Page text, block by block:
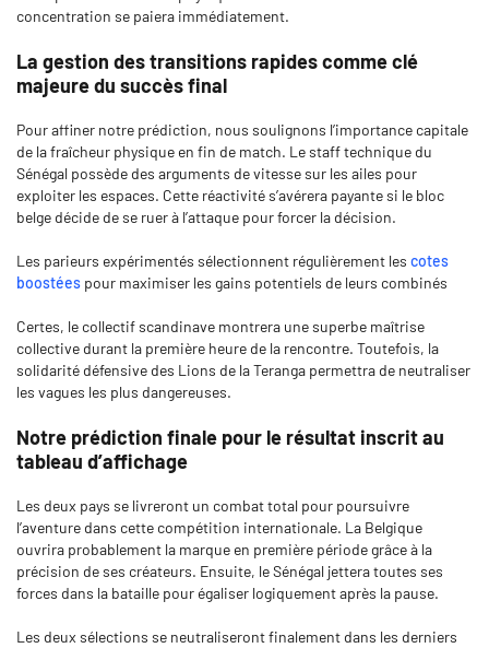
concentration se paiera immédiatement.
La gestion des transitions rapides comme clé
majeure du succès final
Pour affiner notre prédiction, nous soulignons l’importance capitale
de la fraîcheur physique en fin de match. Le staff technique du
Sénégal possède des arguments de vitesse sur les ailes pour
exploiter les espaces. Cette réactivité s’avérera payante si le bloc
belge décide de se ruer à l’attaque pour forcer la décision.
Les parieurs expérimentés sélectionnent régulièrement les cotes
boostées pour maximiser les gains potentiels de leurs combinés
Certes, le collectif scandinave montrera une superbe maîtrise
collective durant la première heure de la rencontre. Toutefois, la
solidarité défensive des Lions de la Teranga permettra de neutraliser
les vagues les plus dangereuses.
Notre prédiction finale pour le résultat inscrit au
tableau d’affichage
Les deux pays se livreront un combat total pour poursuivre
l’aventure dans cette compétition internationale. La Belgique
ouvrira probablement la marque en première période grâce à la
précision de ses créateurs. Ensuite, le Sénégal jettera toutes ses
forces dans la bataille pour égaliser logiquement après la pause.
Les deux sélections se neutraliseront finalement dans les derniers